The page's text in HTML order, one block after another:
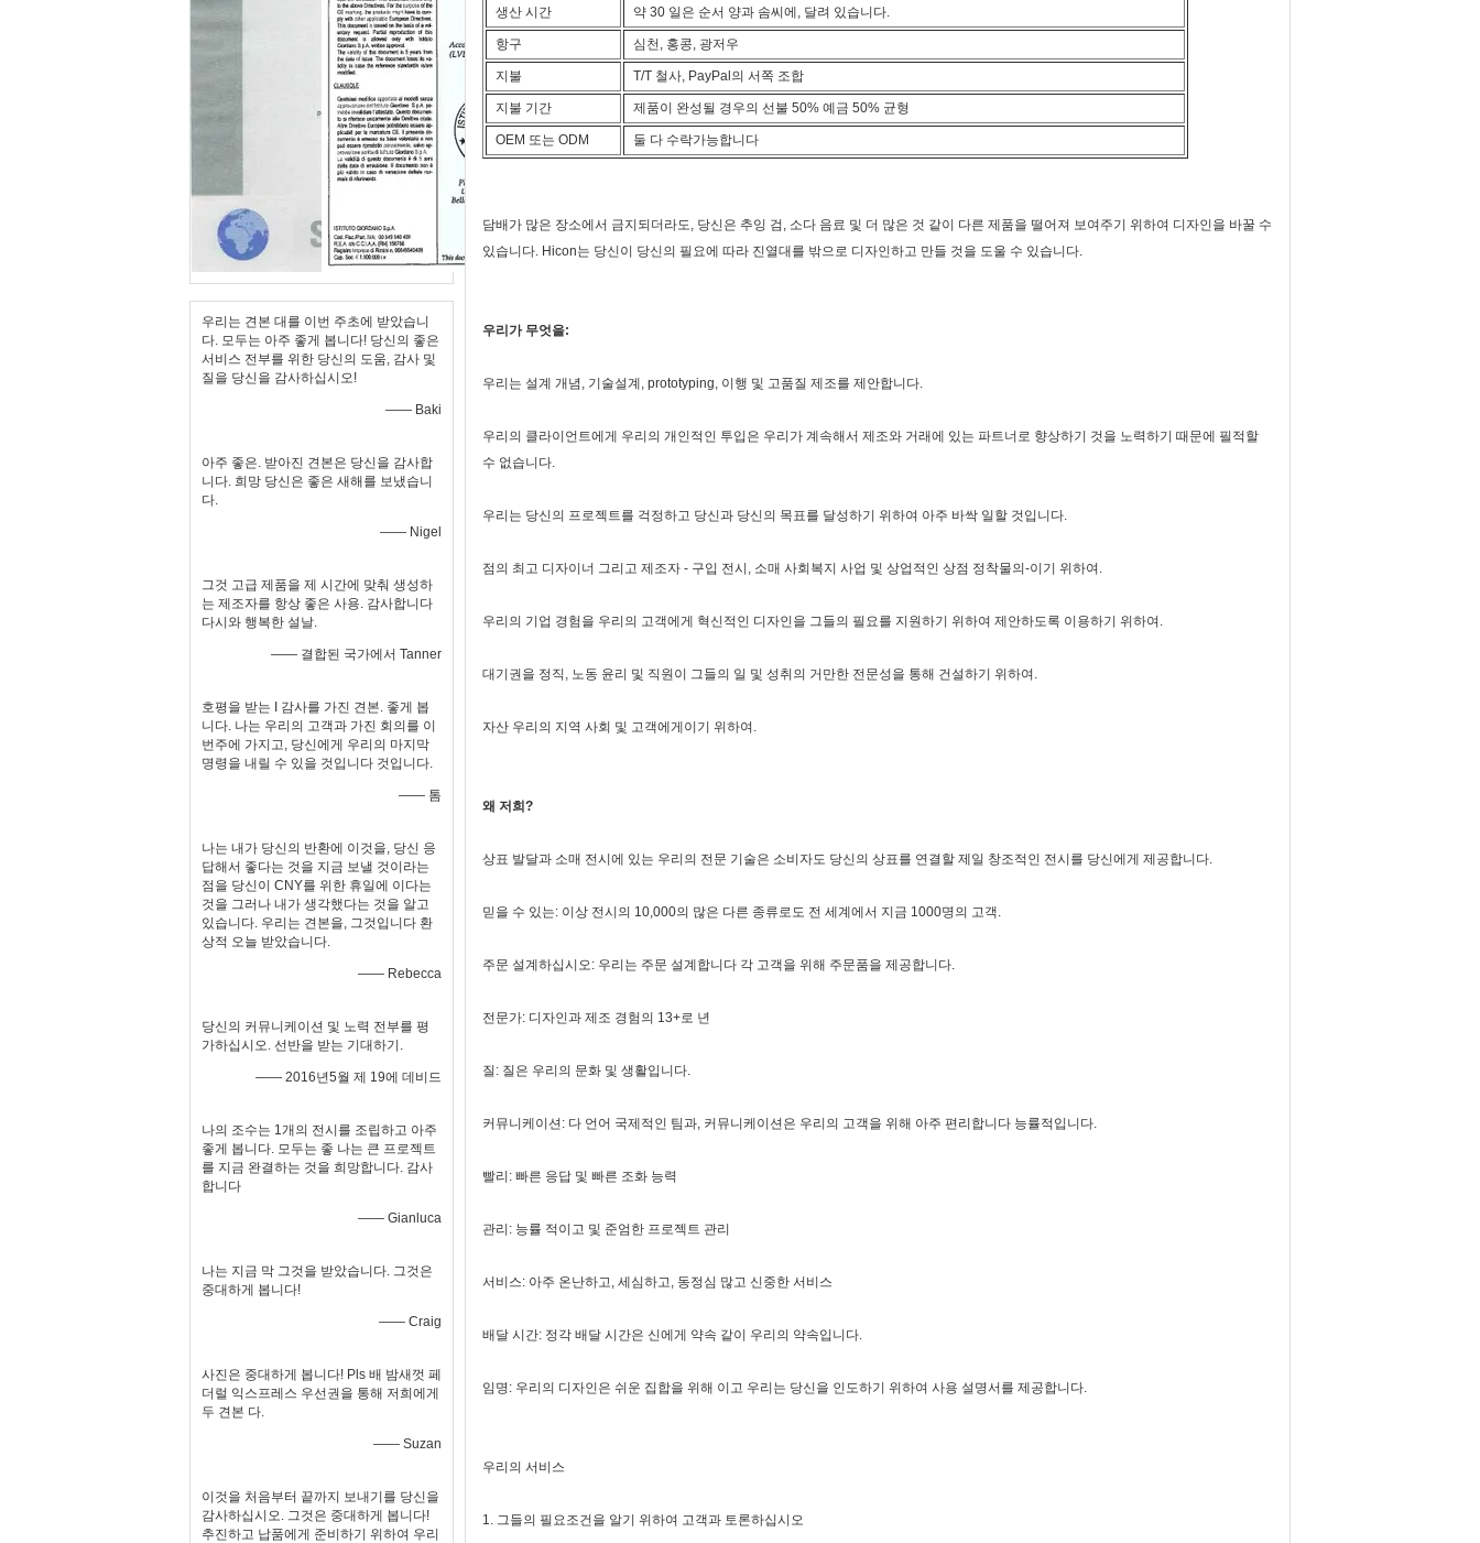
우리는 견본 대를 이번 주초에 받았습니
다. 모두는 아주 좋게 봅니다! 당신의 좋은
서비스 전부를 위한 당신의 도움, 감사 및
질을 당신을 감사하십시오!
—— Baki
아주 좋은. 받아진 견본은 당신을 감사합
니다. 희망 당신은 좋은 새해를 보냈습니
다.
—— Nigel
그것 고급 제품을 제 시간에 맞춰 생성하
는 제조자를 항상 좋은 사용. 감사합니다
다시와 행복한 설날.
—— 결합된 국가에서 Tanner
호평을 받는 I 감사를 가진 견본. 좋게 봅
니다. 나는 우리의 고객과 가진 회의를 이
번주에 가지고, 당신에게 우리의 마지막
명령을 내릴 수 있을 것입니다 것입니다.
—— 톰
나는 내가 당신의 반환에 이것을, 당신 응
답해서 좋다는 것을 지금 보낼 것이라는
점을 당신이 CNY를 위한 휴일에 이다는
것을 그러나 내가 생각했다는 것을 알고
있습니다. 우리는 견본을, 그것입니다 환
상적 오늘 받았습니다.
—— Rebecca
당신의 커뮤니케이션 및 노력 전부를 평
가하십시오. 선반을 받는 기대하기.
—— 2016년5월 제 19에 데비드
나의 조수는 1개의 전시를 조립하고 아주
좋게 봅니다. 모두는 좋 나는 큰 프로젝트
를 지금 완결하는 것을 희망합니다. 감사
합니다
—— Gianluca
나는 지금 막 그것을 받았습니다. 그것은
중대하게 봅니다!
—— Craig
사진은 중대하게 봅니다! Pls 배 밤새껏 페
더럴 익스프레스 우선권을 통해 저희에게
두 견본 다.
—— Suzan
이것을 처음부터 끝까지 보내기를 당신을
감사하십시오. 그것은 중대하게 봅니다!
추진하고 납품에게 준비하기 위하여 우리
생산 시간 약 30 일은 순서 양과 솜씨에, 달려 있습니다.
항구 심천, 홍콩, 광저우
지불 T/T 철사, PayPal의 서쪽 조합
지불 기간 제품이 완성될 경우의 선불 50% 예금 50% 균형
OEM 또는 ODM 둘 다 수락가능합니다
담배가 많은 장소에서 금지되더라도, 당신은 추잉 검, 소다 음료 및 더 많은 것 같이 다른 제품을 떨어져 보여주기 위하여 디자인을 바꿀 수
있습니다. Hicon는 당신이 당신의 필요에 따라 진열대를 밖으로 디자인하고 만들 것을 도울 수 있습니다.
우리가 무엇을:
우리는 설계 개념, 기술설계, prototyping, 이행 및 고품질 제조를 제안합니다.
우리의 클라이언트에게 우리의 개인적인 투입은 우리가 계속해서 제조와 거래에 있는 파트너로 향상하기 것을 노력하기 때문에 필적할
수 없습니다.
우리는 당신의 프로젝트를 걱정하고 당신과 당신의 목표를 달성하기 위하여 아주 바싹 일할 것입니다.
점의 최고 디자이너 그리고 제조자 - 구입 전시, 소매 사회복지 사업 및 상업적인 상점 정착물의-이기 위하여.
우리의 기업 경험을 우리의 고객에게 혁신적인 디자인을 그들의 필요를 지원하기 위하여 제안하도록 이용하기 위하여.
대기권을 정직, 노동 윤리 및 직원이 그들의 일 및 성취의 거만한 전문성을 통해 건설하기 위하여.
자산 우리의 지역 사회 및 고객에게이기 위하여.
왜 저희?
상표 발달과 소매 전시에 있는 우리의 전문 기술은 소비자도 당신의 상표를 연결할 제일 창조적인 전시를 당신에게 제공합니다.
믿을 수 있는: 이상 전시의 10,000의 많은 다른 종류로도 전 세계에서 지금 1000명의 고객.
주문 설계하십시오: 우리는 주문 설계합니다 각 고객을 위해 주문품을 제공합니다.
전문가: 디자인과 제조 경험의 13+로 년
질: 질은 우리의 문화 및 생활입니다.
커뮤니케이션: 다 언어 국제적인 팀과, 커뮤니케이션은 우리의 고객을 위해 아주 편리합니다 능률적입니다.
빨리: 빠른 응답 및 빠른 조화 능력
관리: 능률 적이고 및 준엄한 프로젝트 관리
서비스: 아주 온난하고, 세심하고, 동정심 많고 신중한 서비스
배달 시간: 정각 배달 시간은 신에게 약속 같이 우리의 약속입니다.
임명: 우리의 디자인은 쉬운 집합을 위해 이고 우리는 당신을 인도하기 위하여 사용 설명서를 제공합니다.
우리의 서비스
1. 그들의 필요조건을 알기 위하여 고객과 토론하십시오